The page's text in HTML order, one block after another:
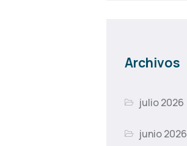
Archivos
julio 2026
junio 2026